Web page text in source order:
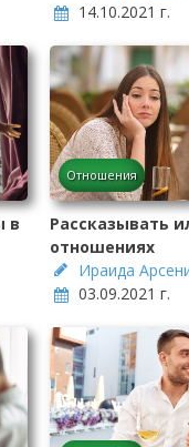
14.10.2021 г.
в
Отношения
Рассказывать
отношениях
Ираида
03.09.2021 г.